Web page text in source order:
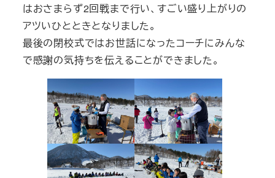
はおさまらず2回戦まで行い、すごい盛り上がりの
アツいひとときとなりました。
最後の閉校式ではお世話になったコーチにみんな
で感謝の気持ちを伝えることができました。